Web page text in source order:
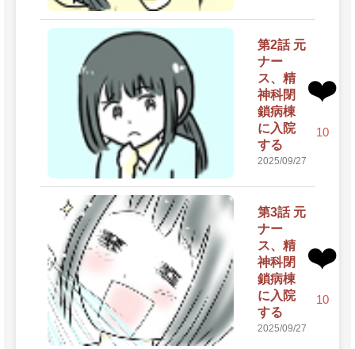
第2話 元
ナー
ス、精
神科閉
鎖病棟
に入院
する
2025/09/27
❤️
10
第3話 元
ナー
ス、精
神科閉
鎖病棟
に入院
する
2025/09/27
❤️
10